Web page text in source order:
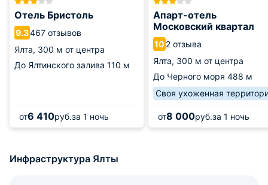
пляже также находится кафе «La siesta», для желающих
вкусно перекусить.
Отель Бристоль
9.3467 отзывов
Ялта, 300 м от центра
До Ялтинского залива 110 м
от6 410руб.за 1 ночь
Апарт-отель
Московский квартал
10 2 отзыва
Ялта, 300 м от центра
До Черного моря 488 м
Своя ухоженная
от8 000руб.за 1 ночь
Инфраструктура Ялты